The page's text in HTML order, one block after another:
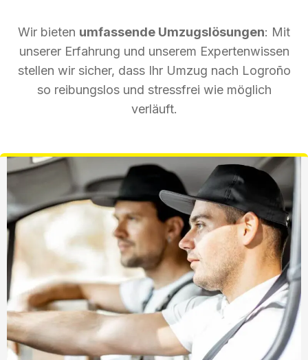
Wir bieten umfassende Umzugslösungen: Mit
unserer Erfahrung und unserem Expertenwissen
stellen wir sicher, dass Ihr Umzug nach Logroño
so reibungslos und stressfrei wie möglich
verläuft.